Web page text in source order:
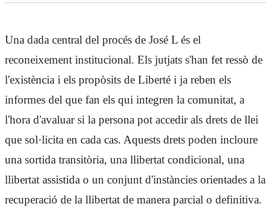
Una dada central del procés de José L és el
reconeixement institucional. Els jutjats s'han fet ressò de
l'existència i els propòsits de Liberté i ja reben els
informes del que fan els qui integren la comunitat, a
l'hora d'avaluar si la persona pot accedir als drets de llei
que sol·licita en cada cas. Aquests drets poden incloure
una sortida transitòria, una llibertat condicional, una
llibertat assistida o un conjunt d'instàncies orientades a la
recuperació de la llibertat de manera parcial o definitiva.